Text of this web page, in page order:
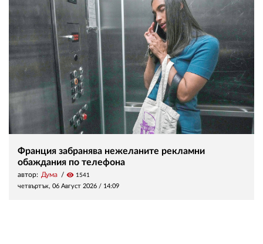
Франция забранява нежеланите рекламни
обаждания по телефона
автор: Дума visibility 1541
четвъртък, 06 Август 2026 / 14:09